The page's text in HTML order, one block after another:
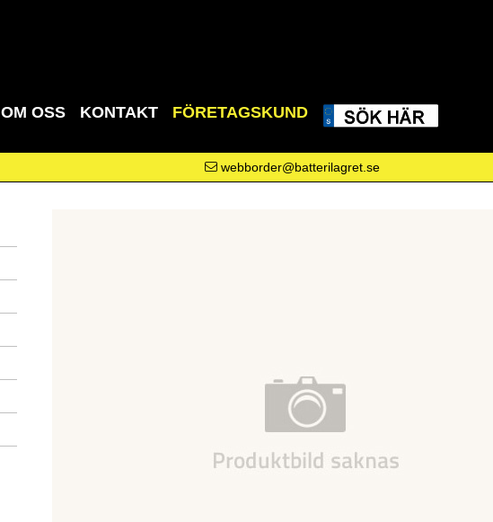
OM OSS KONTAKT FÖRETAGSKUND
webborder@batterilagret.se